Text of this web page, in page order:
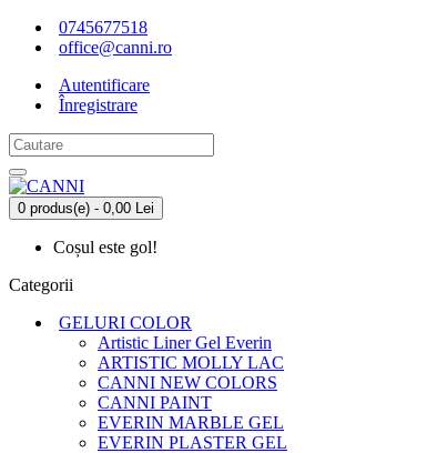
0745677518
office@canni.ro
Autentificare
Înregistrare
0 produs(e) - 0,00 Lei
Coșul este gol!
Categorii
GELURI COLOR
Artistic Liner Gel Everin
ARTISTIC MOLLY LAC
CANNI NEW COLORS
CANNI PAINT
EVERIN MARBLE GEL
EVERIN PLASTER GEL